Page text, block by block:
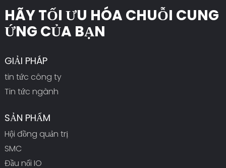
HÃY TỐI ƯU HÓA CHUỖI CUNG
ỨNG CỦA BẠN
GIẢI PHÁP
tin tức công ty
Tin tức ngành
SẢN PHẨM
Hội đồng quản trị
SMC
Đầu nối IO